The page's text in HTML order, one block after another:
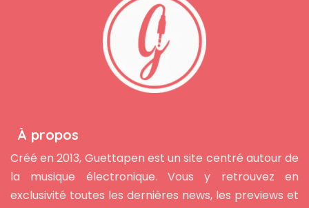
À propos
Créé en 2013, Guettapen est un site centré autour de
la musique électronique. Vous y retrouvez en
exclusivité toutes les dernières news, les previews et